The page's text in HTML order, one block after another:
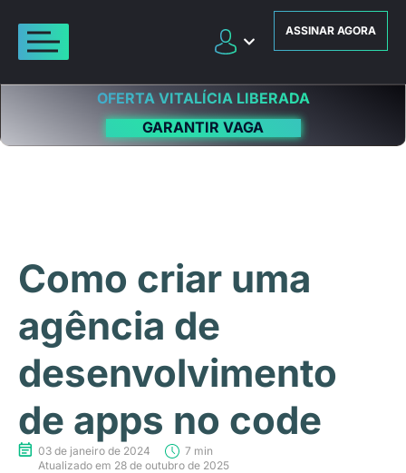
ASSINAR AGORA
OFERTA VITALÍCIA LIBERADA
GARANTIR VAGA
Como criar uma
agência de
desenvolvimento
de apps no code
03 de janeiro de 2024
7 min
Atualizado em 28 de outubro de 2025